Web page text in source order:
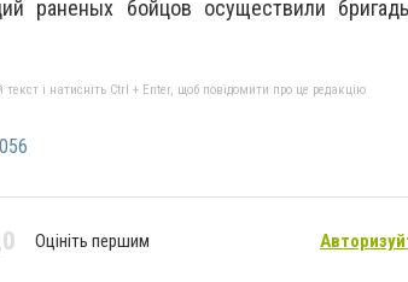
раненых бойцов осуществили
і натисніть Ctrl + Enter, щоб повідомити про це редакцію
Оцініть першим